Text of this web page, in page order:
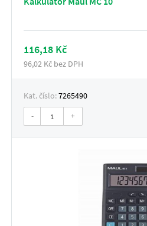
116,18 Kč
96,02 Kč bez DPH
Kat. číslo:7265490
- +